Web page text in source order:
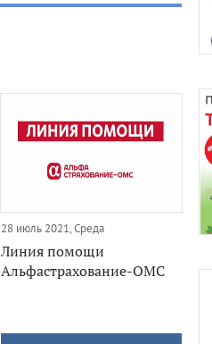
28 июль 2021, Среда
Линия помощи
Альфастрахование-ОМС